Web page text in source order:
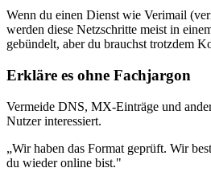
Wenn du einen Dienst wie Verimail
werden diese Netzschritte meist in
gebündelt, aber du brauchst trotzdem
Erkläre es ohne Fachjargon
Vermeide DNS, MX‑Einträge und
Nutzer interessiert.
„Wir haben das Format geprüft. Wir
du wieder online bist."